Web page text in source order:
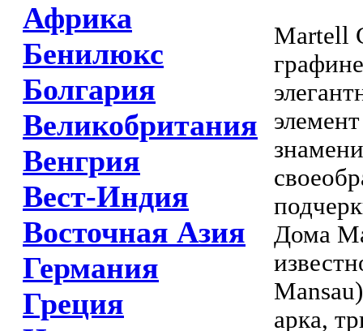
Африка
Бенилюкс
Болгария
Великобритания
Венгрия
Вест-Индия
Восточная Азия
Германия
Греция
Martell
Дома
арка,